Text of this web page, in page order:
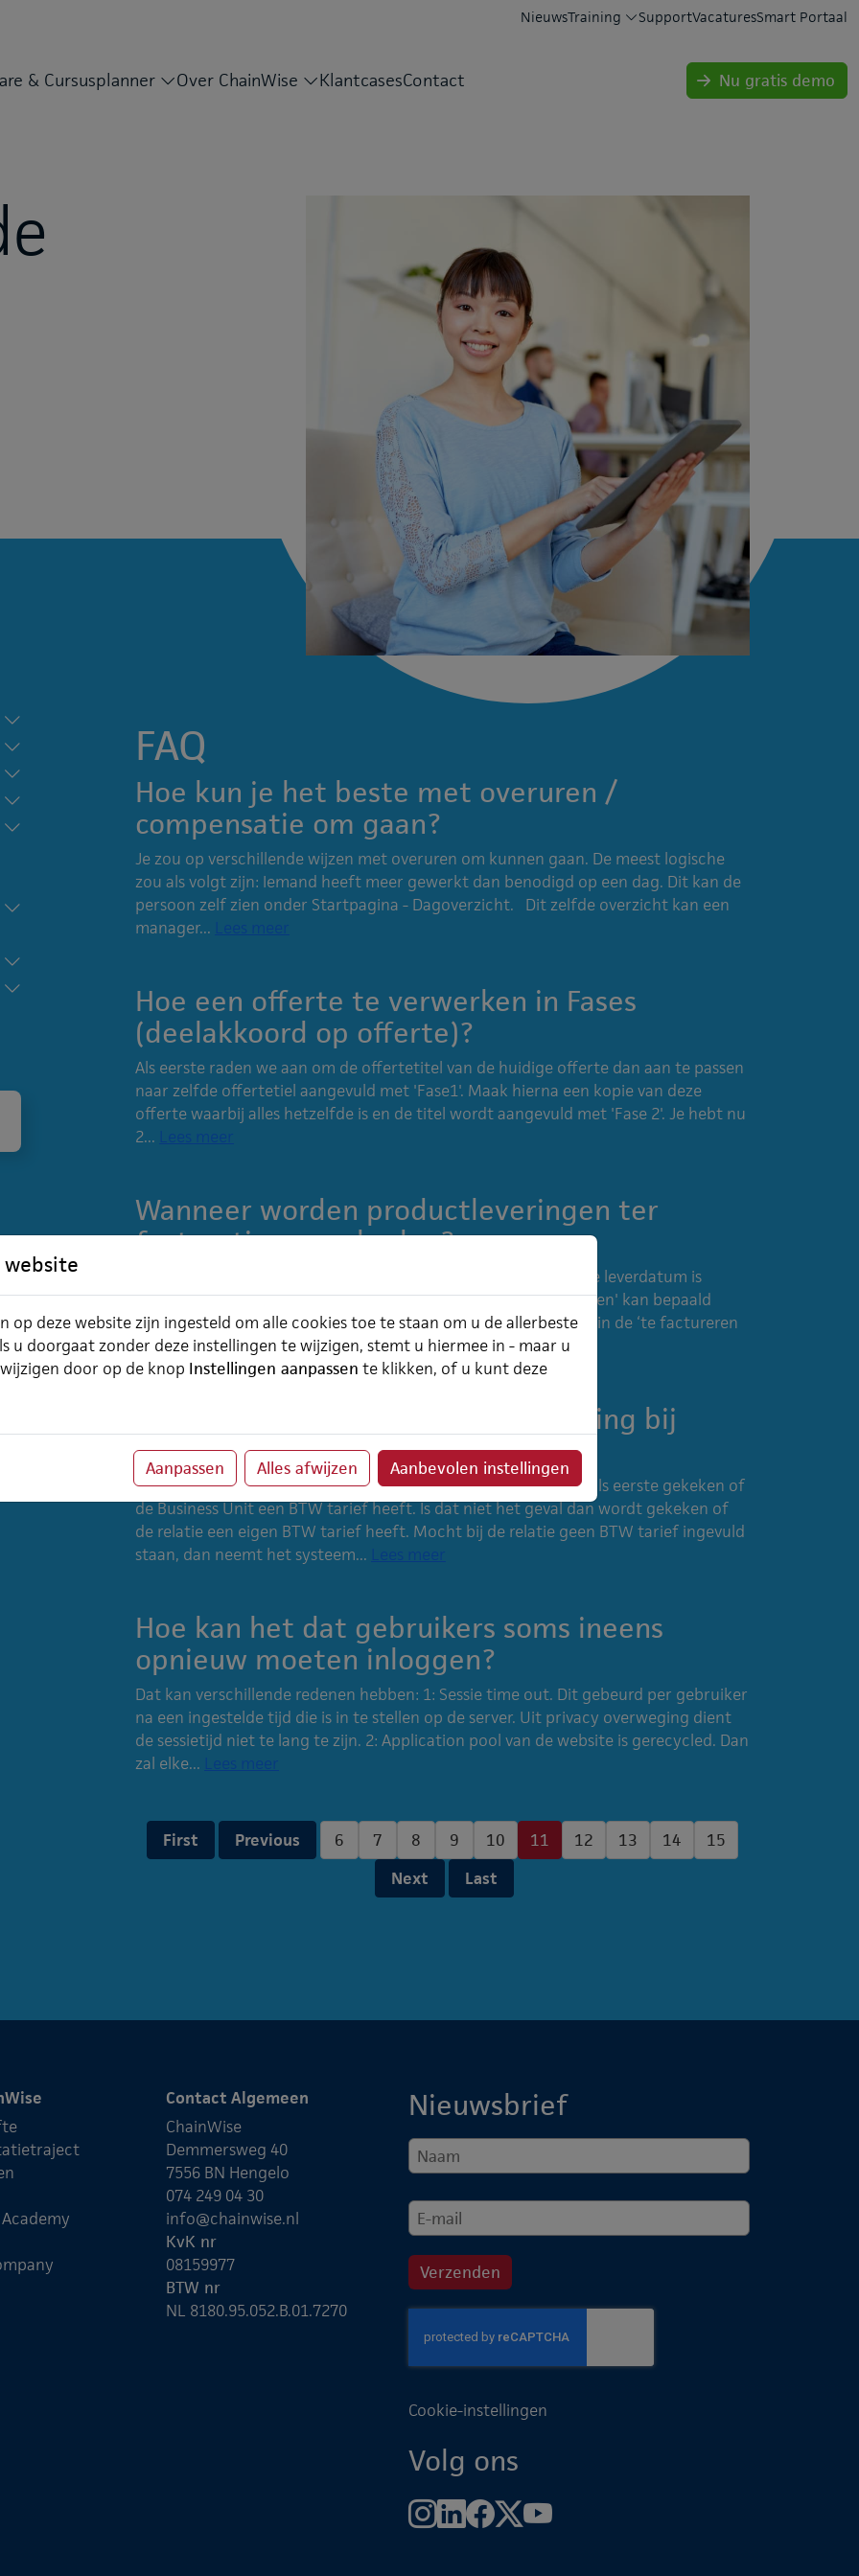
NieuwsTraining SupportVacaturesSmart Portaal
& Cursusplanner Over ChainWise KlantcasesContact Nu gratis demo
FAQ
Hoe kun je het beste met overuren /
compensatie om gaan?
Je zou op verschillende wijzen met overuren om kunnen gaan. De meest logische
zou als volgt zijn: Iemand heeft meer gewerkt dan benodigd op een dag. Dit kan de
persoon zelf zien onder Startpagina - Dagoverzicht. Dit zelfde overzicht kan een
manager... Lees meer
Hoe een offerte te verwerken in Fases
(deelakkoord op offerte)?
Als eerste raden we aan om de offertetitel van de huidige offerte dan aan te passen
naar zelfde offertetiel aangevuld met 'Fase1'. Maak hierna een kopie van deze
offerte waarbij alles hetzelfde is en de titel wordt aangevuld met 'Fase 2'. Je hebt nu
2... Lees meer
Wanneer worden productleveringen ter
facturatie aangeboden?
Een productlevering wordt ter facturatie aangeboden zodra de leverdatum is
ingevuld. Met setting '107 - Vooruit factureren productleveringen' kan bepaald
worden hoeveel weken voor de leverdatum de productlevering in de ‘te factureren
productleveringen’...Lees meer
Keuze BTW tarief van productlevering bij
facturatie
Wanneer een productlevering gefactureerd wordt, dan wordt als eerste gekeken of
de Business Unit een BTW tarief heeft. Is dat niet het geval dan wordt gekeken of
de relatie een eigen BTW tarief heeft. Mocht bij de relatie geen BTW tarief ingevuld
staan, dan neemt het systeem... Lees meer
Hoe kan het dat gebruikers soms ineens
opnieuw moeten inloggen?
Dat kan verschillende redenen hebben: 1: Sessie time out. Dit gebeurd per gebruiker
na een ingestelde tijd die is in te stellen op de server. Uit privacy overweging dient
de sessietijd niet te lang te zijn. 2: Application pool van de website is gerecycled. Dan
zal elke... Lees meer
First Previous 6 7 8 9 10 11 12 13 14
15
Next
Last
Contact Algemeen
ChainWise
Demmersweg 40
7556 BN Hengelo
074 249 04 30
info@chainwise.nl
KvK nr
08159977
BTW nr
NL 8180.95.052.B.01.7270
Nieuwsbrief
Cookie-instellingen
website
op deze website zijn ingesteld om alle cookies toe te staan om u de allerbeste
u doorgaat zonder deze instellingen te wijzigen, stemt u hiermee in - maar u
door op de knop Instellingen aanpassen te klikken, of u kunt deze
Aanpassen Alles afwijzen Aanbevolen instellingen
Volg ons